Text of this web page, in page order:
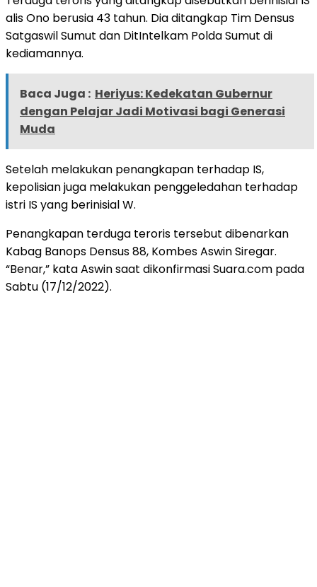
alis Ono berusia 43 tahun. Dia ditangkap Tim Densus
Satgaswil Sumut dan DitIntelkam Polda Sumut di
kediamannya.
Baca Juga : Heriyus: Kedekatan Gubernur
dengan Pelajar Jadi Motivasi bagi Generasi
Muda
Setelah melakukan penangkapan terhadap IS,
kepolisian juga melakukan penggeledahan terhadap
istri IS yang berinisial W.
Penangkapan terduga teroris tersebut dibenarkan
Kabag Banops Densus 88, Kombes Aswin Siregar.
“Benar,” kata Aswin saat dikonfirmasi Suara.com pada
Sabtu (17/12/2022).